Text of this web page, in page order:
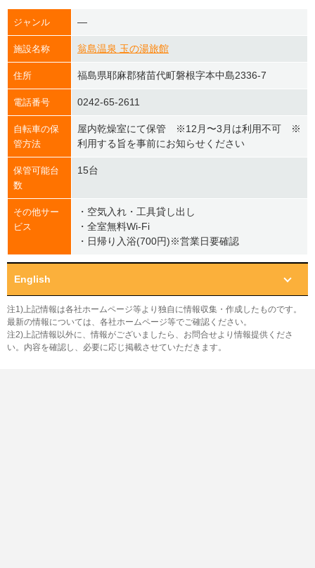
ジャンル ―
施設名称 翁島温泉 玉の湯旅館
住所 福島県耶麻郡猪苗代町磐根字本中島2336-7
電話番号 0242-65-2611
自転車の保
管方法
屋内乾燥室にて保管 ※12月〜3月は利用不可 ※
利用する旨を事前にお知らせください
保管可能台
数
15台
その他サー
ビス
・空気入れ・工具貸し出し
・全室無料Wi-Fi
・日帰り入浴(700円)※営業日要確認
English
注1)上記情報は各社ホームページ等より独自に情報収集・作成したものです。
最新の情報については、各社ホームページ等でご確認ください。
注2)上記情報以外に、情報がございましたら、お問合せより情報提供くださ
い。内容を確認し、必要に応じ掲載させていただきます。